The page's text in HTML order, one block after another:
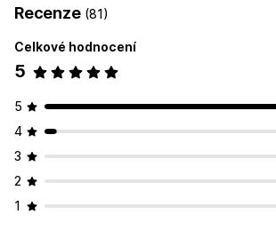
Opakované
Resetování při každé návštěvě
Jednorázové
Na základě relací
Typ časovače
Bleskové výprodeje Časově omezená
Speciální událost Pokladna
Stránka produktu
Přizpůsobení
Animace
Připnuté zobrazení
Recenze (81)
Celkové hodnocení
5
5
4
3
2
1